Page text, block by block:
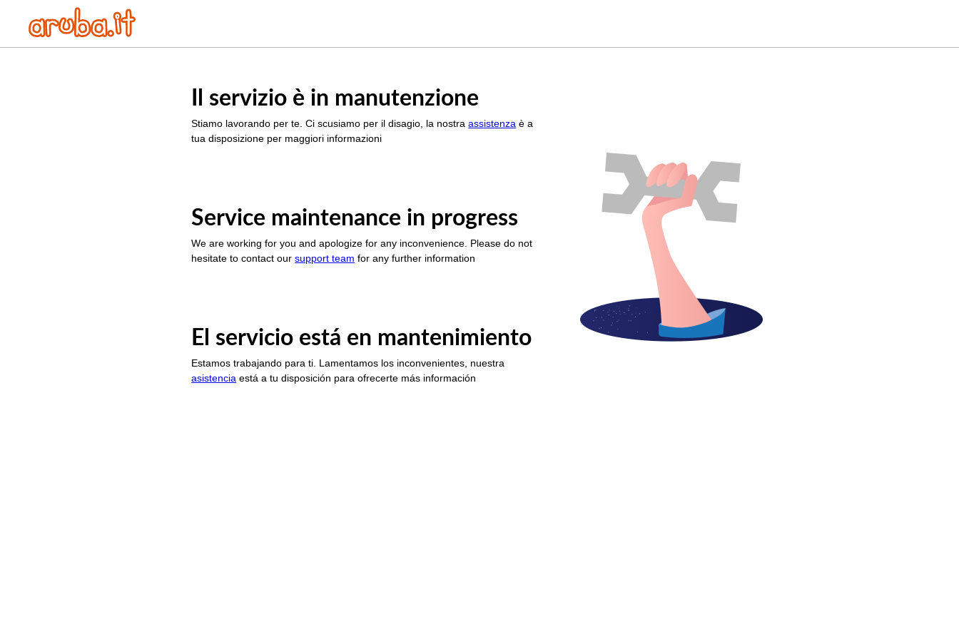
Il servizio è in manutenzione
Stiamo lavorando per te. Ci scusiamo per il disagio, la nostraassistenza è a
tua disposizione per maggiori informazioni
Service maintenance in progress
We are working for you and apologize for any inconvenience. Please do not
hesitate to contact oursupport team for any further information
El servicio está en mantenimiento
Estamos trabajando para ti. Lamentamos los inconvenientes, nuestra
asistencia está a tu disposición para ofrecerte más información